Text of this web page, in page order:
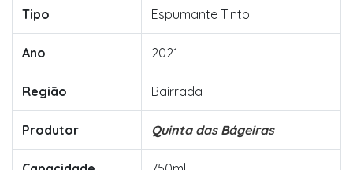
Tipo Espumante Tinto
Ano 2021
Região Bairrada
Produtor Quinta das Bágeiras